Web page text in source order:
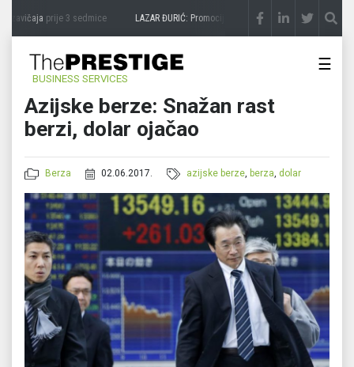
zavičajaprije 3 sedmice LAZAR ĐURIĆ: Promocija potencijal pretvara u destinaciju
BUSINESS SERVICES
☰
Azijske berze: Snažan rast
berzi, dolar ojačao
Berza 02.06.2017. azijske berze, berza, dolar